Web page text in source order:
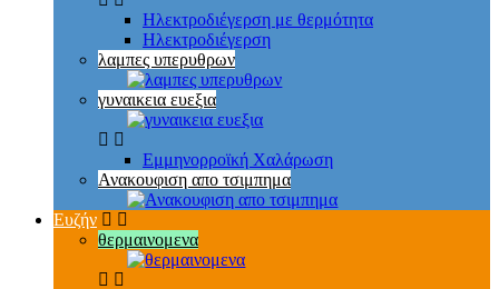
Ηλεκτροδιέγερση με θερμότητα
Ηλεκτροδιέγερση
λαμπες υπερυθρων
γυναικεια ευεξια
Εμμηνορροϊκή Χαλάρωση
Ανακουφιση απο τσιμπημα
Ευζήν
θερμαινομενα